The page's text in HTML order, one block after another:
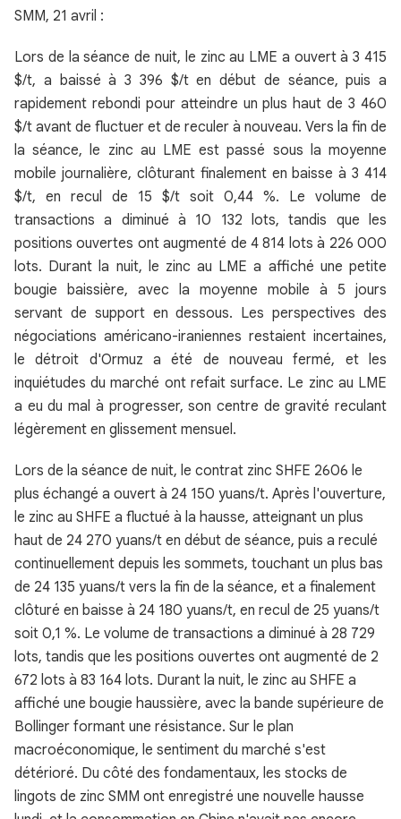
SMM, 21 avril :
Lors de la séance de nuit, le zinc au LME a ouvert à 3 415
$/t, a baissé à 3 396 $/t en début de séance, puis a
rapidement rebondi pour atteindre un plus haut de 3 460
$/t avant de fluctuer et de reculer à nouveau. Vers la fin de
la séance, le zinc au LME est passé sous la moyenne
mobile journalière, clôturant finalement en baisse à 3 414
$/t, en recul de 15 $/t soit 0,44 %. Le volume de
transactions a diminué à 10 132 lots, tandis que les
positions ouvertes ont augmenté de 4 814 lots à 226 000
lots. Durant la nuit, le zinc au LME a affiché une petite
bougie baissière, avec la moyenne mobile à 5 jours
servant de support en dessous. Les perspectives des
négociations américano-iraniennes restaient incertaines,
le détroit d'Ormuz a été de nouveau fermé, et les
inquiétudes du marché ont refait surface. Le zinc au LME
a eu du mal à progresser, son centre de gravité reculant
légèrement en glissement mensuel.
Lors de la séance de nuit, le contrat zinc SHFE 2606 le
plus échangé a ouvert à 24 150 yuans/t. Après l'ouverture,
le zinc au SHFE a fluctué à la hausse, atteignant un plus
haut de 24 270 yuans/t en début de séance, puis a reculé
continuellement depuis les sommets, touchant un plus bas
de 24 135 yuans/t vers la fin de la séance, et a finalement
clôturé en baisse à 24 180 yuans/t, en recul de 25 yuans/t
soit 0,1 %. Le volume de transactions a diminué à 28 729
lots, tandis que les positions ouvertes ont augmenté de 2
672 lots à 83 164 lots. Durant la nuit, le zinc au SHFE a
affiché une bougie haussière, avec la bande supérieure de
Bollinger formant une résistance. Sur le plan
macroéconomique, le sentiment du marché s'est
détérioré. Du côté des fondamentaux, les stocks de
lingots de zinc SMM ont enregistré une nouvelle hausse